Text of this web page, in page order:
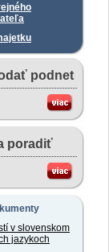
podnet
poradiť
v slovenskom
jazykoch